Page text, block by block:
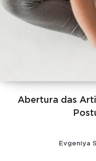
Abertura das
Evgeniya